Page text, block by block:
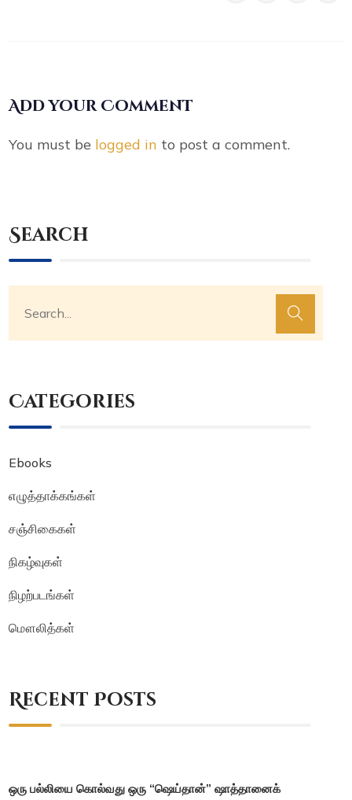
Add your Comment
You must be logged in to post a comment.
Search
Categories
Ebooks
எழுத்தாக்கங்கள்
சஞ்சிகைகள்
நிகழ்வுகள்
நிழற்படங்கள்
மௌலித்கள்
Recent Posts
ஒரு பல்லியை கொல்வது ஒரு “ஷெய்தான்” ஷாத்தானைக்